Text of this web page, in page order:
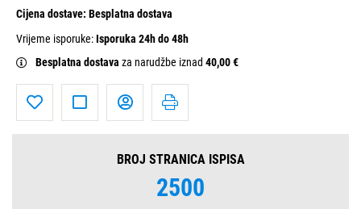
Cijena dostave: Besplatna dostava
Vrijeme isporuke:Isporuka 24h do 48h
Besplatna dostava za narudžbe iznad 40,00 €
BROJ STRANICA ISPISA
2500